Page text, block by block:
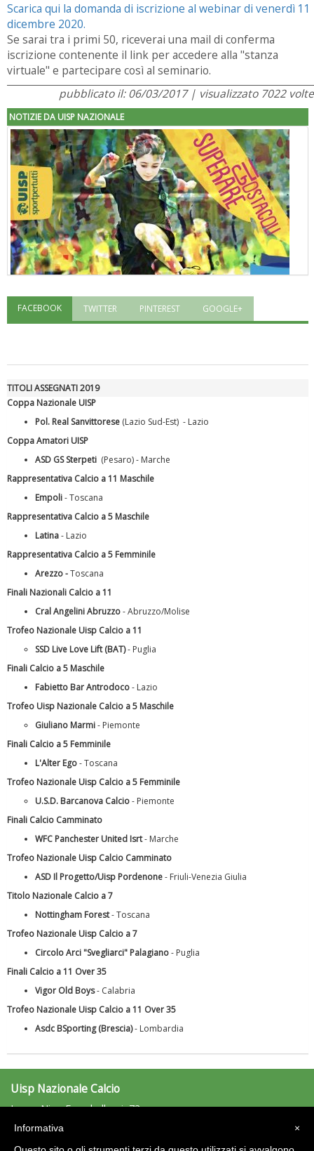
Scarica qui la domanda di iscrizione al webinar di venerdì 11
dicembre 2020.
Se sarai tra i primi 50, riceverai una mail di conferma
iscrizione contenente il link per accedere alla "stanza
virtuale" e partecipare così al seminario.
pubblicato il: 06/03/2017 | visualizzato 7022 volte
NOTIZIE DA UISP NAZIONALE
"Superare gli ostacoli": la relazione di Tiziano Pesce al CN Uisp
Luglio 2026: "Pensando con i piedi, si possono fare le
rivoluzioni"
Tiziano Pesce a Radio InBlu2000 traccia il bilancio della stagione
Ddl Lobby, Uisp: “Il Parlamento valorizzi le nostre specificità"
La formazione Uisp rallenta ma prosegue anche in estate
FACEBOOK TWITTER PINTEREST GOOGLE+
TITOLI ASSEGNATI 2019
Coppa Nazionale UISP
Pol. Real Sanvittorese (Lazio Sud-Est) - Lazio
Coppa Amatori UISP
ASD GS Sterpeti (Pesaro) - Marche
Rappresentativa Calcio a 11 Maschile
Empoli- Toscana
Rappresentativa Calcio a 5 Maschile
Latina- Lazio
Rappresentativa Calcio a 5 Femminile
Arezzo-Toscana
Finali Nazionali Calcio a 11
Cral Angelini Abruzzo- Abruzzo/Molise
Trofeo Nazionale Uisp Calcio a 11
SSD Live Love Lift (BAT)- Puglia
Finali Calcio a 5 Maschile
Fabietto Bar Antrodoco- Lazio
Trofeo Uisp Nazionale Calcio a 5 Maschile
Giuliano Marmi- Piemonte
Finali Calcio a 5 Femminile
L'Alter Ego- Toscana
Trofeo Nazionale Uisp Calcio a 5 Femminile
U.S.D. Barcanova Calcio- Piemonte
Finali Calcio Camminato
WFC Panchester United Isrt- Marche
Trofeo Nazionale Uisp Calcio Camminato
ASD Il Progetto/Uisp Pordenone- Friuli-Venezia Giulia
Titolo Nazionale Calcio a 7
Nottingham Forest- Toscana
Trofeo Nazionale Uisp Calcio a 7
Circolo Arci "Svegliarci" Palagiano- Puglia
Finali Calcio a 11 Over 35
Vigor Old Boys- Calabria
Trofeo Nazionale Uisp Calcio a 11 Over 35
Asdc BSporting (Brescia)- Lombardia
Uisp Nazionale Calcio
Largo Nino Franchellucci, 73
00155 Roma
×
Informativa